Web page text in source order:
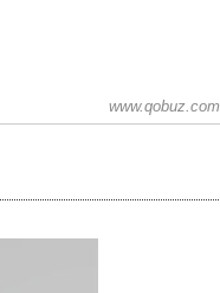
www.qobuz.com